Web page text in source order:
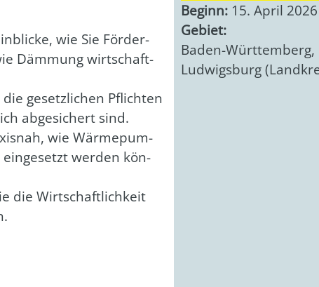
wie Sie För­der­
Däm­mung wirt­schaft­
gesetz­li­chen Pflich­ten
abge­si­chert sind.
wie Wär­me­pum­
wer­den kön­
die Wirt­schaft­lich­keit
Beginn: 15. April 2026
Gebiet:
Baden-Württemberg,
Ludwigsburg